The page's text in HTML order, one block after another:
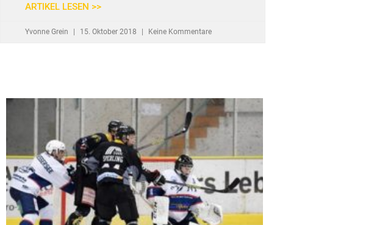
ARTIKEL LESEN >>
Yvonne Grein 15. Oktober 2018 Keine Kommentare